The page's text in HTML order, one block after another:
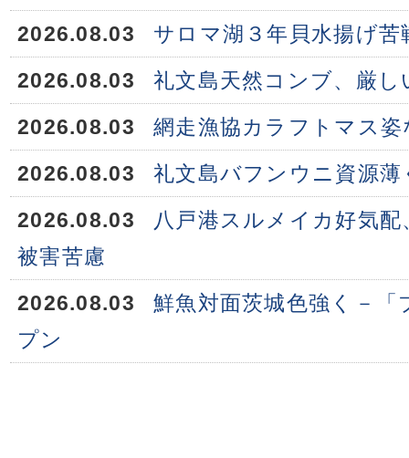
2026.08.03
サロマ湖３年貝水揚げ苦
2026.08.03
礼文島天然コンブ、厳し
2026.08.03
網走漁協カラフトマス
2026.08.03
礼文島バフンウニ資源薄
2026.08.03
八戸港スルメイカ好気
被害苦慮
2026.08.03
鮮魚対面茨城色強く－
プン